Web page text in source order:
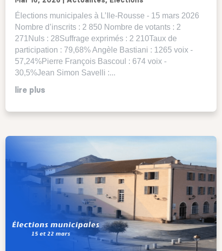
Élections municipales à L’Ile-Rousse - 15 mars 2026
Nombre d’inscrits : 2 850 Nombre de votants : 2
271Nuls : 28Suffrage exprimés : 2 210Taux de
participation : 79,68% Angèle Bastiani : 1265 voix -
57,24%Pierre François Bascoul : 674 voix -
30,5%Jean Simon Savelli :...
lire plus